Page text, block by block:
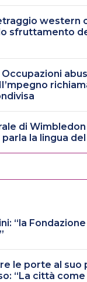
western
sfruttamento
di
la lingua
“la
le porte al suo
“La città